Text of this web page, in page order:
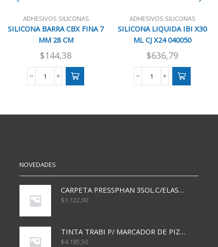
ADHESIVOS SILICONAS
SILICONA BARRA CBX FINA 7
MM 28 CM
$144,38
SILICONA
7
ADHESIVOS SILICONAS
SILICONA LIQUIDA IBI X30
ML CJ X24 040050
$636,79
SILICONA
ML
NOVEDADES
CARPETA PRESSPHAN 3SOL.C/ELAST MARRON A4 P01A
$1.122,00
TINTA TRABI P/ MARCADOR DE PIZARRA x30ml AZUL
$4.185,50